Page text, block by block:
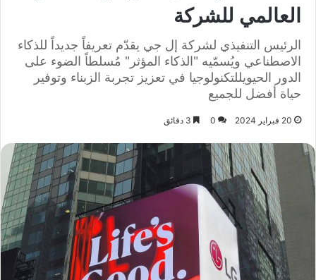
العالمي للشركة
الرئيس التنفيذي لشركة إل جي يقدّم تعريفاً جديداً للذكاء
الاصطناعي ويُسمّيه "الذكاء المؤثر" مُسلطاً الضوء على
الدور الحيويللتكنولوجيا في تعزيز تجربة الزبناء وتوفير
حياة أفضل للجميع
20 فبراير 2024 0